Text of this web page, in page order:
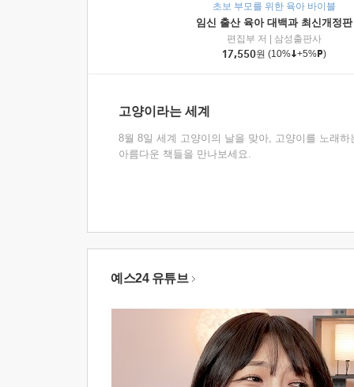
초보 부모를 위한 육아 바이블
임신 출산 육아 대백과 최신개정판
편집부 저
삼성출판사
17,550원 (10% +5% )
고양이라는 세계
8월 8일 세계 고양이의 날을 맞아, 고양이를 노래하
아름다운 책들을 만나보세요.
예스24 유튜브